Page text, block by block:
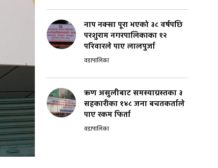
नाप नक्सा पूरा भएको ३८ वर्षपछि
परशुराम नगरपालिकाका १२
परिवारले पाए लालपुर्जा
वडापालिका
ऋण असुलीबाट समस्याग्रस्तका ३
सहकारीका १४८ जना बचतकर्ताले
पाए रकम फिर्ता
वडापालिका